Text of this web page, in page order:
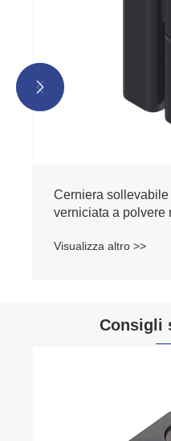
Cerniera
verniciata a polvere
Visualizza altro >>


Consigli